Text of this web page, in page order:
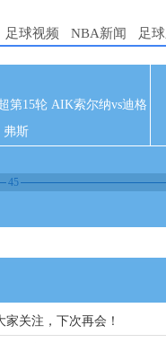
足球视频 NBA新闻 足
第15轮 AIK索尔纳vs迪格
弗斯
45
关注，下次再会！